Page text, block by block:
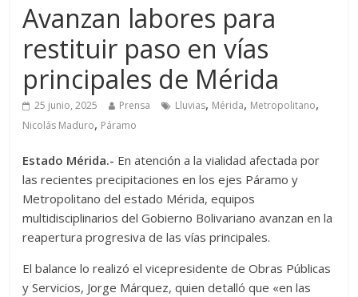
Avanzan labores para
restituir paso en vías
principales de Mérida
25 junio, 2025 Prensa Lluvias, Mérida, Metropolitano,
Nicolás Maduro, Páramo
Estado Mérida.- En atención a la vialidad afectada por
las recientes precipitaciones en los ejes Páramo y
Metropolitano del estado Mérida, equipos
multidisciplinarios del Gobierno Bolivariano avanzan en la
reapertura progresiva de las vías principales.
El balance lo realizó el vicepresidente de Obras Públicas
y Servicios, Jorge Márquez, quien detalló que «en las